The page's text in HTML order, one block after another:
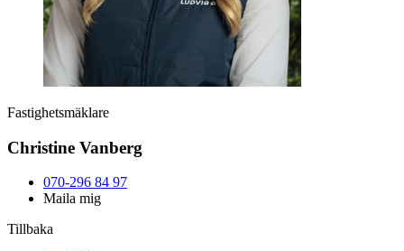
Fastighetsmäklare
Christine Vanberg
070-296 84 97
Maila mig
Tillbaka